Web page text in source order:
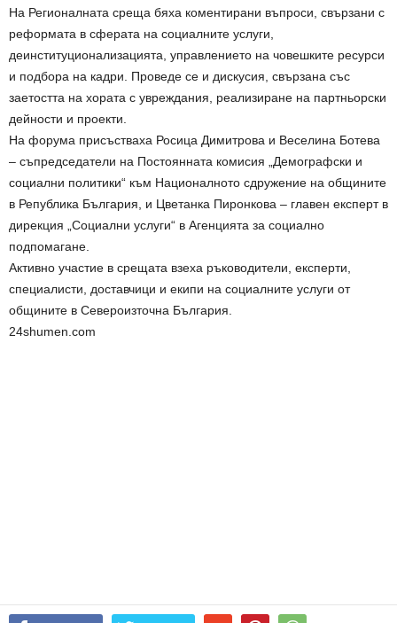
На Регионалната среща бяха коментирани въпроси, свързани с
реформата в сферата на социалните услуги,
деинституционализацията, управлението на човешките ресурси
и подбора на кадри. Проведе се и дискусия, свързана със
заетостта на хората с увреждания, реализиране на партньорски
дейности и проекти.
На форума присъстваха Росица Димитрова и Веселина Ботева
– съпредседатели на Постоянната комисия „Демографски и
социални политики“ към Националното сдружение на общините
в Република България, и Цветанка Пиронкова – главен експерт в
дирекция „Социални услуги“ в Агенцията за социално
подпомагане.
Активно участие в срещата взеха ръководители, експерти,
специалисти, доставчици и екипи на социалните услуги от
общините в Североизточна България.
24shumen.com